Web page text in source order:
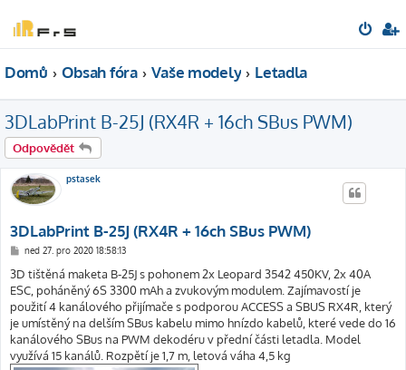
Domů Obsah fóra Vaše modely Letadla
3DLabPrint B-25J (RX4R + 16ch SBus PWM)
Odpovědět
pstasek
3DLabPrint B-25J (RX4R + 16ch SBus PWM)
P
í
s
p
ě
v
e
k
ned 27. pro 2020 18:58:13
3D tištěná maketa B-25J s pohonem 2x Leopard 3542 450KV, 2x 40A
ESC, poháněný 6S 3300 mAh a zvukovým modulem. Zajímavostí je
použití 4 kanálového přijímače s podporou ACCESS a SBUS RX4R, který
je umístěný na delším SBus kabelu mimo hnízdo kabelů, které vede do 16
kanálového SBus na PWM dekodéru v přední části letadla. Model
využívá 15 kanálů. Rozpětí je 1,7 m, letová váha 4,5 kg